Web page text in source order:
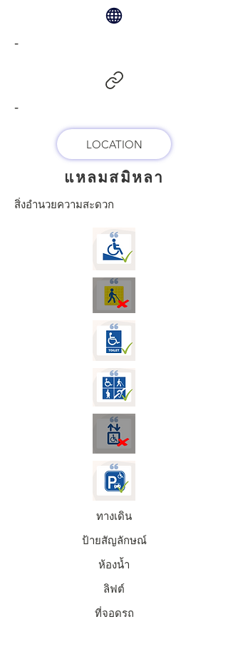
-
-
LOCATION
แหลมสมิหลา
สิ่งอำนวยความสะดวก
ทางเดิน
ป้ายสัญลักษณ์
ห้องน้ำ
ลิฟต์
ที่จอดรถ